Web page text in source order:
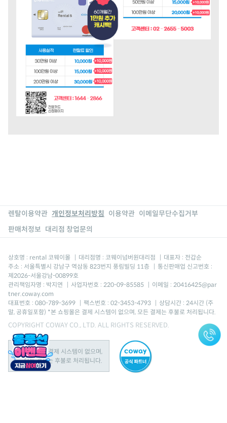
렌탈이용약관 개인정보처리방침 이용약관 이메일무단수집거부
판매처정보 대리점 창업문의
상호명 : rental 코웨이몰 대리점명 : 코웨이넘버원대리점
대표자 : 전갑순
주소 : 서울특별시 강남구 역삼동 823번지 풍림빌딩 11층
통신판매업 신고번호 :
제2026-서울강남-00899호
관리책임자명 : 박지연
사업자번호 : 220-09-85585
이메일 : 20416425@par
tner.coway.com
대표번호 : 080-789-3699
팩스번호 : 02-3453-4793
상담시간 : 24시간 (주
말, 공휴일포함) *본 쇼핑몰은 결제 시스템이 없으며, 모든 결제는 후불로 처리됩니다.
COPYRIGHT COWAY CO., LTD. ALL RIGHTS RESERVED.
본 쇼핑몰은 결제 시스템이 없으며,
모든 결제는 후불로 처리됩니다.